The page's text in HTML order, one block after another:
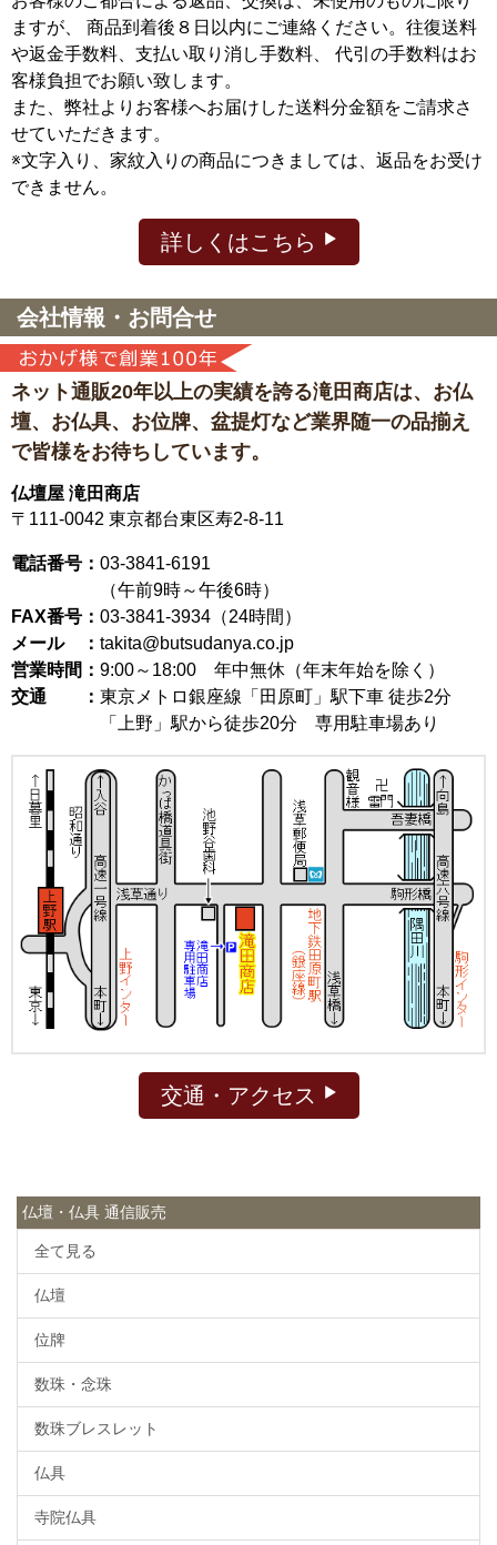
ますが、
商品到着後８日以内にご連絡ください。往復送料
や返金手数料、支払い取り消し手数料、 代引の手数料はお
客様負担でお願い致します。
また、弊社よりお客様へお届けした送料分金額をご請求さ
せていただきます。
※文字入り、家紋入りの商品につきましては、返品をお受け
できません。
詳しくはこちら
会社情報・お問合せ
ネット通販20年以上の実績を誇る滝田商店は、 お仏
壇、お仏具、お位牌、盆提灯など業界随一の品揃え
で皆様をお待ちしています。
仏壇屋 滝田商店
〒111-0042 東京都台東区寿2-8-11
電話番号： 03-3841-6191
（午前9時～午後6時）
FAX番号： 03-3841-3934（24時間）
メール ： takita@butsudanya.co.jp
営業時間： 9:00～18:00 年中無休（年末年始を除く）
交通 ： 東京メトロ銀座線「田原町」駅下車 徒歩2分
「上野」駅から徒歩20分 専用駐車場あり
交通・アクセス
仏壇・仏具 通信販売
全て見る
仏壇
位牌
数珠・念珠
数珠ブレスレット
仏具
寺院仏具